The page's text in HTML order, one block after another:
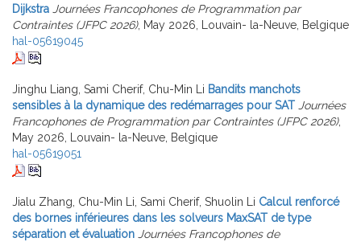
Dijkstra Journées Francophones de Programmation par
Contraintes (JFPC 2026), May 2026, Louvain- la-Neuve, Belgique
hal-05619045
Jinghu Liang, Sami Cherif, Chu-Min Li Bandits manchots
sensibles à la dynamique des redémarrages pour SAT Journées
Francophones de Programmation par Contraintes (JFPC 2026),
May 2026, Louvain- la-Neuve, Belgique
hal-05619051
Jialu Zhang, Chu-Min Li, Sami Cherif, Shuolin Li Calcul renforcé
des bornes inférieures dans les solveurs MaxSAT de type
séparation et évaluation Journées Francophones de